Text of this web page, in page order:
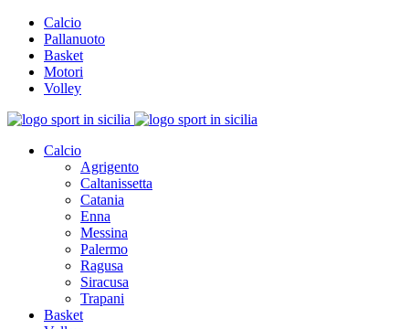
Calcio
Pallanuoto
Basket
Motori
Volley
Calcio
Agrigento
Caltanissetta
Catania
Enna
Messina
Palermo
Ragusa
Siracusa
Trapani
Basket